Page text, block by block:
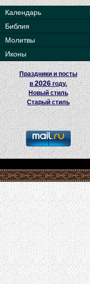
Календарь
Библия
Молитвы
Иконы
Праздники и посты
в2026 году.
Новый стиль
Старый стиль